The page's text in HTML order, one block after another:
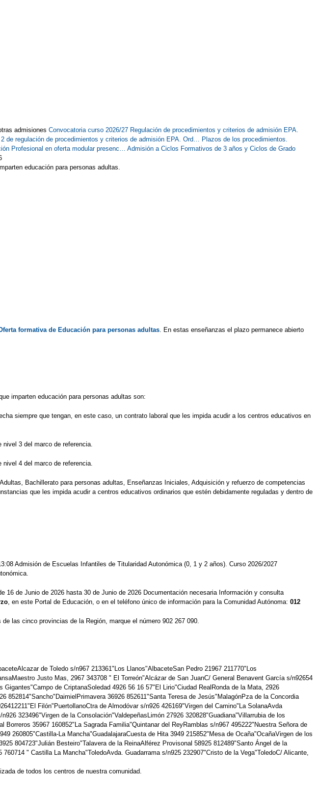
admisiones Convocatoria curso 2026/27 Regulación de procedimientos y criterios de admisión EPA.
de regulación de procedimientos y criterios de admisión EPA. Ord…
Plazos de los procedimientos.
Profesional en oferta modular presenc…
Admisión a Ciclos Formativos de 3 años y Ciclos de Grado
educación para personas adultas.
formativa de Educación para personas adultas . En estas enseñanzas el plazo permanece abierto
imparten educación para personas adultas son:
siempre que tengan, en este caso, un contrato laboral que les impida acudir a los centros educativos en
3 del marco de referencia.
4 del marco de referencia.
Bachillerato para personas adultas, Enseñanzas Iniciales, Adquisición y refuerzo de competencias
que les impida acudir a centros educativos ordinarios que estén debidamente reguladas y dentro de
Admisión de Escuelas Infantiles de Titularidad Autonómica (0, 1 y 2 años). Curso 2026/2027
de Junio de 2026 hasta 30 de Junio de 2026 Documentación necesaria Información y consulta
, en este Portal de Educación, o en el teléfono único de información para la Comunidad Autónoma: 012
las cinco provincias de la Región, marque el número 902 267 090.
de Toledo s/n967 213361"Los Llanos"AlbaceteSan Pedro 21967 211770"Los
Justo Mas, 2967 343708 " El Torreón"Alcázar de San JuanC/ General Benavent García s/n92654
de CriptanaSoledad 4926 56 16 57"El Lirio"Ciudad RealRonda de la Mata, 2926
852814"Sancho"DaimielPrimavera 36926 852611"Santa Teresa de Jesús"MalagónPza de la Concordia
Filón"PuertollanoCtra de Almodóvar s/n926 426169"Virgen del Camino"La SolanaAvda
323496"Virgen de la Consolación"ValdepeñasLimón 27926 320828"Guadiana"Villarrubia de los
35967 160852"La Sagrada Familia"Quintanar del ReyRamblas s/n967 495222"Nuestra Señora de
260805"Castilla-La Mancha"GuadalajaraCuesta de Hita 3949 215852"Mesa de Ocaña"OcañaVirgen de los
804723"Julián Besteiro"Talavera de la ReinaAlférez Provisonal 58925 812489"Santo Ángel de la
" Castilla La Mancha"ToledoAvda. Guadarrama s/n925 232907"Cristo de la Vega"ToledoC/ Alicante,
de todos los centros de nuestra comunidad.